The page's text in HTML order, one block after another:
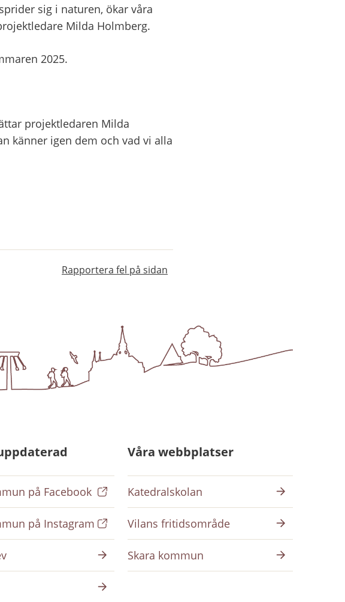
sig i naturen, ökar våra
Milda Holmberg.
2025.
projektledaren Milda
känner igen dem och vad vi alla
Rapportera fel på sidan
på Facebook
på Instagram
Våra webbplatser
Katedralskolan
Vilans fritidsområde
Skara kommun